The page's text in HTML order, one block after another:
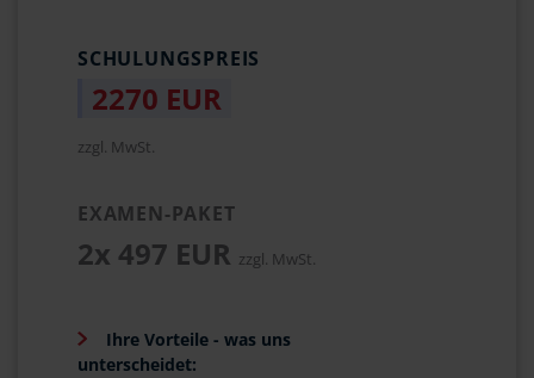
SCHULUNGSPREIS
2270 EUR
zzgl. MwSt.
EXAMEN-PAKET
2x 497 EUR zzgl. MwSt.
Ihre Vorteile - was uns
unterscheidet: